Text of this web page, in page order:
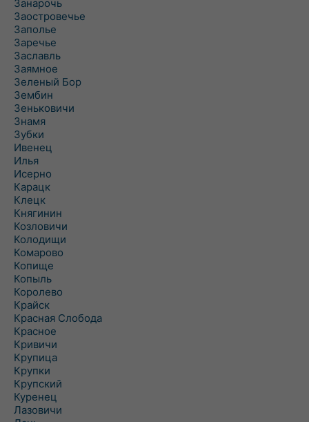
Занарочь
Заостровечье
Заполье
Заречье
Заславль
Заямное
Зеленый Бор
Зембин
Зеньковичи
Знамя
Зубки
Ивенец
Илья
Исерно
Карацк
Клецк
Княгинин
Козловичи
Колодищи
Комарово
Копище
Копыль
Королево
Крайск
Красная Слобода
Красное
Кривичи
Крупица
Крупки
Крупский
Куренец
Лазовичи